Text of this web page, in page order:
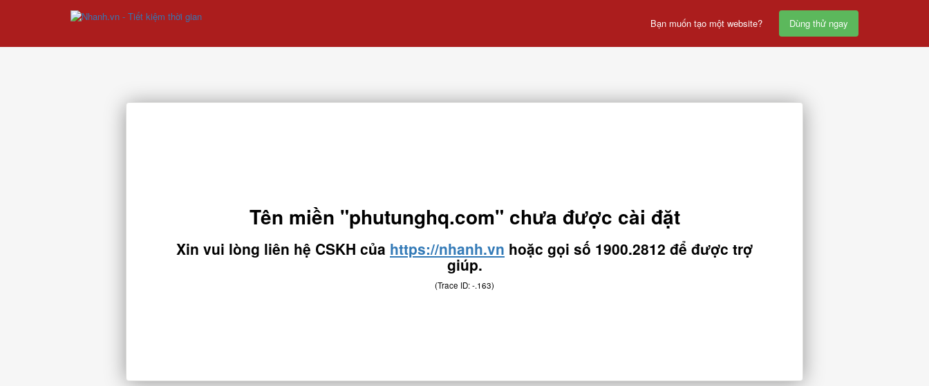
Bạn muốn tạo một website? Dùng thử ngay
Tên miền "phutunghq.com" chưa được cài đặt
Xin vui lòng liên hệ CSKH của https://nhanh.vn hoặc gọi số 1900.2812 để được trợ
giúp.
(Trace ID: -.163)